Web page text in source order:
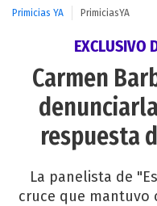
Primicias YA PrimiciasYA
EXCLUSIVO
Carmen
respuesta
La panelista de
cruce que mantuvo